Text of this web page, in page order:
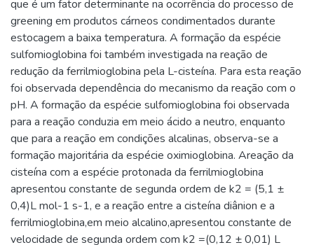
que é um fator determinante na ocorrência do processo de
greening em produtos cárneos condimentados durante
estocagem a baixa temperatura. A formação da espécie
sulfomioglobina foi também investigada na reação de
redução da ferrilmioglobina pela L-cisteína. Para esta reação
foi observada dependência do mecanismo da reação com o
pH. A formação da espécie sulfomioglobina foi observada
para a reação conduzia em meio ácido a neutro, enquanto
que para a reação em condições alcalinas, observa-se a
formação majoritária da espécie oximioglobina. Areação da
cisteína com a espécie protonada da ferrilmioglobina
apresentou constante de segunda ordem de k2 = (5,1 ±
0,4)L mol-1 s-1, e a reação entre a cisteína diânion e a
ferrilmioglobina,em meio alcalino,apresentou constante de
velocidade de segunda ordem com k2 =(0,12 ± 0,01) L